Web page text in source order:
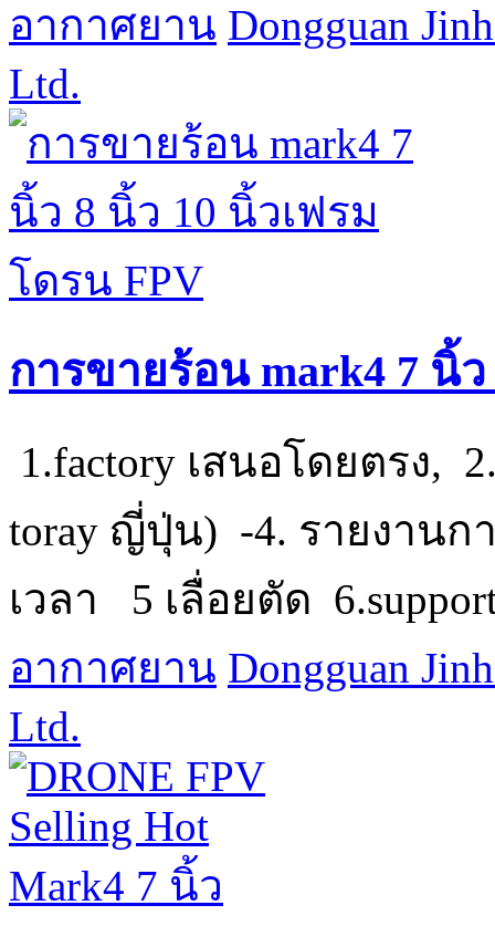
อากาศยาน Dongguan
Ltd.
การขายร้อน mark4 7 นิ้
1.factory เสนอโดยตรง,
toray ญี่ปุ่น) -4. รายงาน
เวลา 5 เลื่อยตัด
อากาศยาน Dongguan
Ltd.